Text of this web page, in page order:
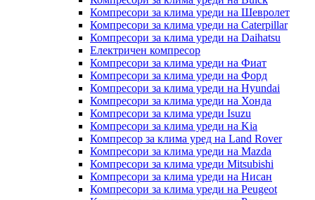
Компресори за клима уреди на Шевролет
Компресори за клима уреди на Caterpillar
Компресори за клима уреди на Daihatsu
Електричен компресор
Компресори за клима уреди на Фиат
Компресори за клима уреди на Форд
Компресори за клима уреди на Hyundai
Компресори за клима уреди на Хонда
Компресори за клима уреди Isuzu
Компресори за клима уреди на Kia
Компресор за клима уред на Land Rover
Компресори за клима уреди на Mazda
Компресори за клима уреди Mitsubishi
Компресори за клима уреди на Нисан
Компресори за клима уреди на Peugeot